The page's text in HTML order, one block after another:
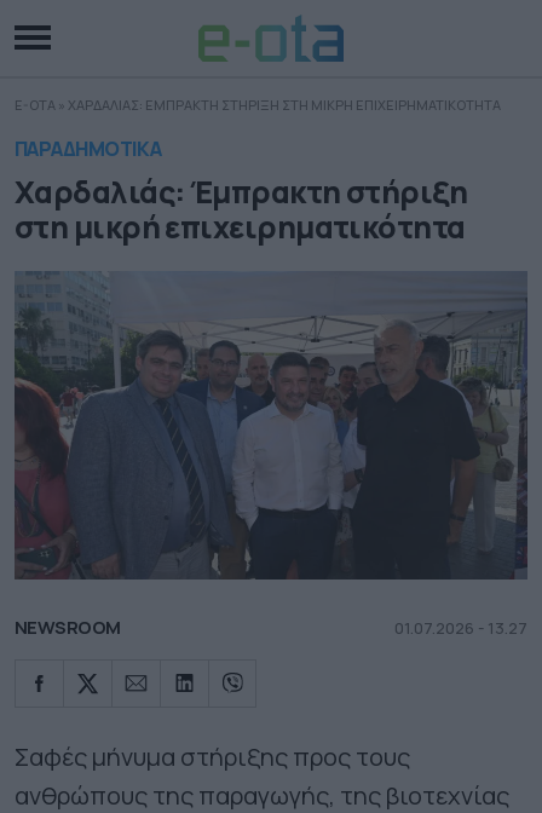
E-OTA » ΧΑΡΔΑΛΙΑΣ: ΕΜΠΡΑΚΤΗ ΣΤΗΡΙΞΗ ΣΤΗ ΜΙΚΡΗ ΕΠΙΧΕΙΡΗΜΑΤΙΚΟΤΗΤΑ
ΠΑΡΑΔΗΜΟΤΙΚΑ
Χαρδαλιάς: Έμπρακτη στήριξη
στη μικρή επιχειρηματικότητα
NEWSROOM 01.07.2026 - 13.27
Σαφές μήνυμα στήριξης προς τους
ανθρώπους της παραγωγής, της βιοτεχνίας